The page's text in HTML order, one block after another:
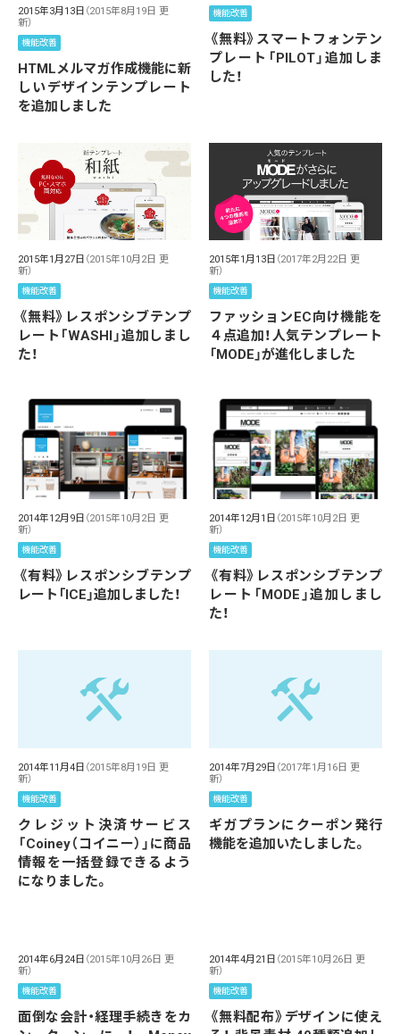
2015年3月13日 （2015年8月19日 更
新）
機能改善
HTMLメルマガ作成機能に新
しいデザインテンプレート
を追加しました
機能改善
《無料》スマートフォンテン
プレート「PILOT」追加しま
した！
2015年1月27日 （2015年10月2日 更
新）
機能改善
《無料》レスポンシブテンプ
レート「WASHI」追加しまし
た！
2015年1月13日 （2017年2月22日 更
新）
機能改善
ファッションEC向け機能を
４点追加！人気テンプレート
「MODE」が進化しました
2014年12月9日 （2015年10月2日 更
新）
機能改善
《有料》レスポンシブテンプ
レート「ICE」追加しました！
2014年12月1日 （2015年10月2日 更
新）
機能改善
《有料》レスポンシブテンプ
レート「MODE」追加しまし
た！
2014年11月4日 （2015年8月19日 更
新）
機能改善
クレジット決済サービス
「Coiney（コイニー）」に商品
情報を一括登録できるよう
になりました。
2014年7月29日 （2017年1月16日 更
新）
機能改善
ギガプランにクーポン発行
機能を追加いたしました。
2014年6月24日 （2015年10月26日 更
新）
機能改善
面倒な会計・経理手続きをカ
2014年4月21日 （2015年10月26日 更
新）
機能改善
《無料配布》デザインに使え